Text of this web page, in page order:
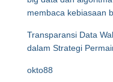
membaca kebiasaan
Transparansi Data
dalam Strategi
okto88